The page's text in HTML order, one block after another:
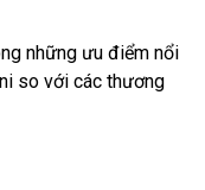
những ưu điểm nổi
so với các thương